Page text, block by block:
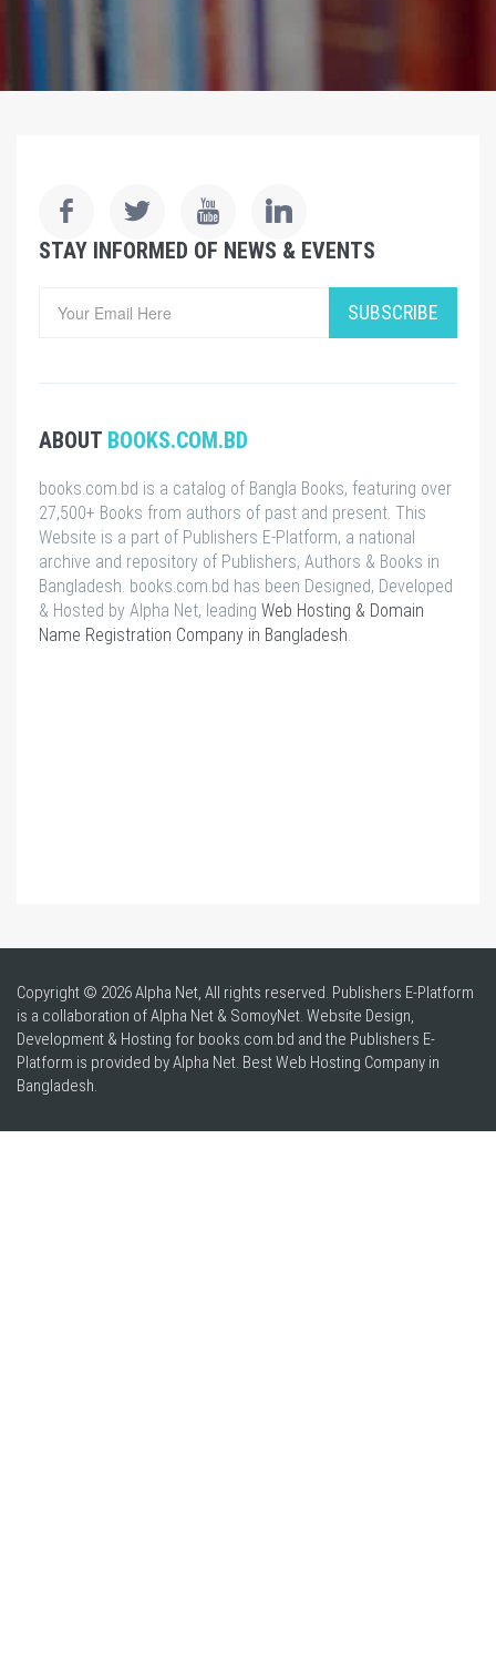
STAY INFORMED OF NEWS & EVENTS
SUBSCRIBE
ABOUT BOOKS.COM.BD
books.com.bd is a catalog of Bangla Books, featuring over
27,500+ Books from authors of past and present. This
Website is a part of Publishers E-Platform, a national
archive and repository of Publishers, Authors & Books in
Bangladesh. books.com.bd has been Designed, Developed
& Hosted by Alpha Net, leading Web Hosting & Domain
Name Registration Company in Bangladesh.
Copyright © 2026 Alpha Net, All rights reserved. Publishers E-Platform
is a collaboration of Alpha Net & SomoyNet. Website Design,
Development & Hosting for books.com.bd and the Publishers E-
Platform is provided by Alpha Net. BestWeb Hosting Company in
Bangladesh.